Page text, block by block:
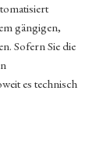
gängigen,
Sofern Sie die
es technisch